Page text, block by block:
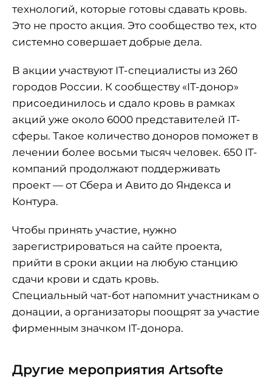
технологий, которые готовы сдавать кровь.
Это не просто акция. Это сообщество тех, кто
системно совершает добрые дела.
В акции участвуют IT-специалисты из 260
городов России. К сообществу «IT-донор»
присоединилось и сдало кровь в рамках
акций уже около 6000 представителей IT-
сферы. Такое количество доноров поможет в
лечении более восьми тысяч человек. 650 IT-
компаний продолжают поддерживать
проект — от Сбера и Авито до Яндекса и
Контура.
Чтобы принять участие, нужно
зарегистрироваться на сайте проекта,
прийти в сроки акции на любую станцию
сдачи крови и сдать кровь.
Специальный чат-бот напомнит участникам о
донации, а организаторы поощрят за участие
фирменным значком IT-донора.
Другие мероприятия Artsofte